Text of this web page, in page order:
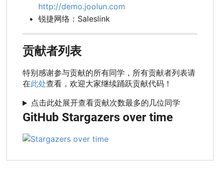
http://demo.joolun.com
锐捷网络：Saleslink
贡献者列表
特别感谢参与贡献的所有同学，所有贡献者列表请
在此处查看，欢迎大家继续踊跃贡献代码！
点击此处展开查看贡献次数最多的几位同学
GitHub Stargazers over time